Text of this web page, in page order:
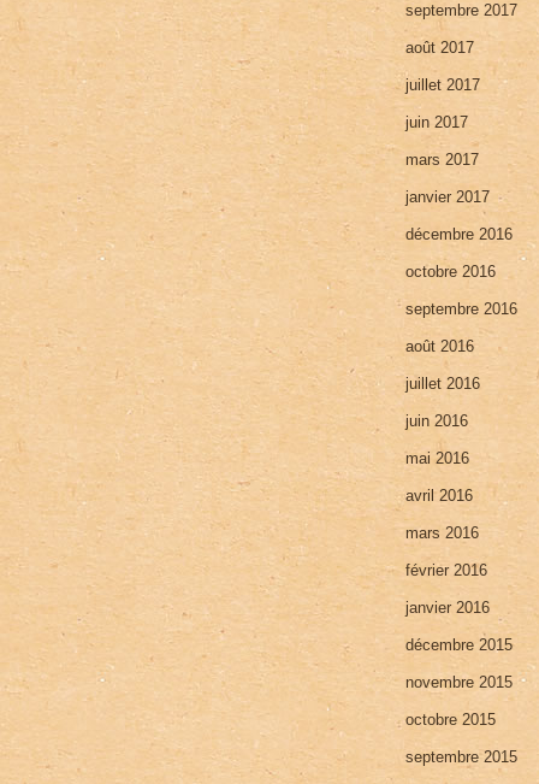
septembre 2017
août 2017
juillet 2017
juin 2017
mars 2017
janvier 2017
décembre 2016
octobre 2016
septembre 2016
août 2016
juillet 2016
juin 2016
mai 2016
avril 2016
mars 2016
février 2016
janvier 2016
décembre 2015
novembre 2015
octobre 2015
septembre 2015